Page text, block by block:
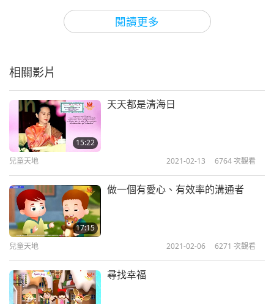
閱讀更多
頒發總統服務令烏扎倫多（愛國）獎。美國舊金山十
二歲男孩米贊‧魯邦—湯普金斯發明一種智能工具，
母刻意用袖子開房門。他使用一台三Ｄ列印機製作一
種鉤狀設備，名為「安全接觸鉤」，這是為了盡量減
少接觸高接觸表面。高接觸表面是人們到處走動時經
常接觸的物體，比如門把手、電梯按鈕，以及自動取
款機！加拿大的十三歲男孩，名叫沃倫‧里奇蒙為醫
護人員製作面罩。年輕的朋友們，您有什麼善行的計
畫嗎？什麼是我們「雙手」能推動的呢？
相關影片
15:22
天天都是清海日
兒童天地 2021-02-13 6764次觀看
17:15
做一個有愛心、有效率的溝通者
兒童天地 2021-02-06 6271 次觀看
尋找幸福